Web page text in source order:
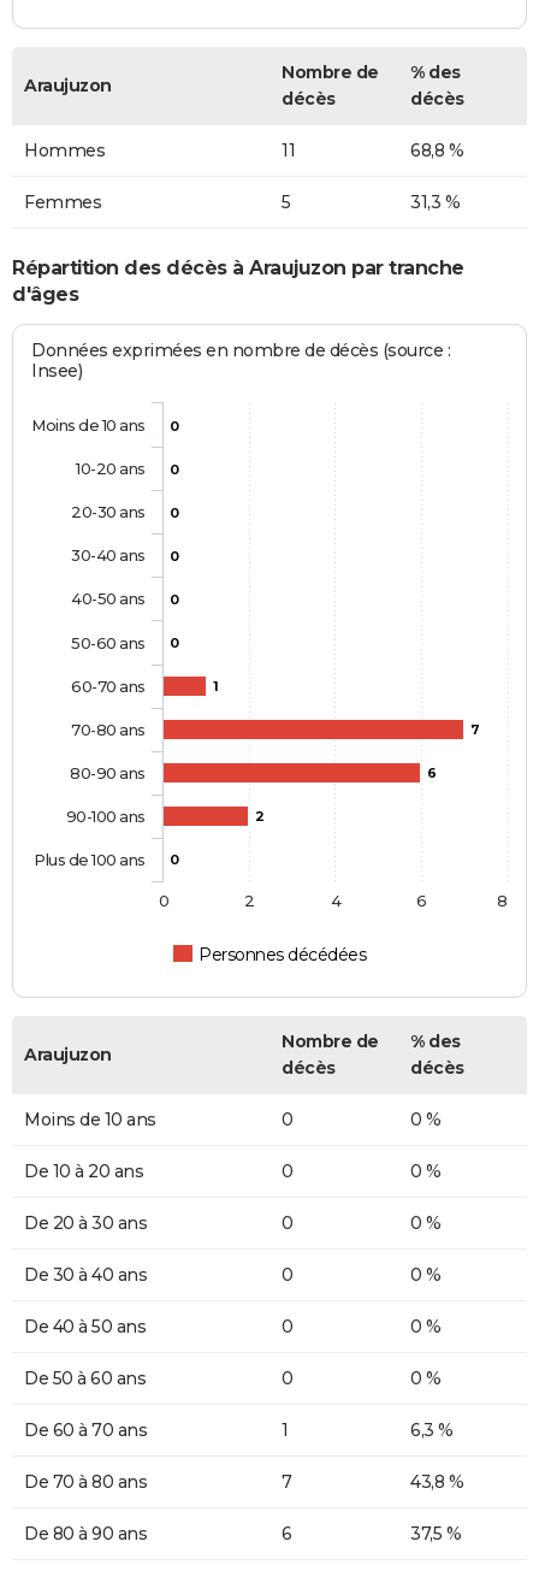
Araujuzon
Nombre de
décès
% des
décès
Hommes 11 68,8 %
Femmes 5 31,3 %
Répartition des décès à Araujuzon par tranche
d'âges
Données exprimées en nombre de décès (source :
Insee)
0
0
0
0
0
0
1
7
6
2
0
Personnes décédées
Moins de 10 ans
10-20 ans
20-30 ans
30-40 ans
40-50 ans
50-60 ans
60-70 ans
70-80 ans
80-90 ans
90-100 ans
Plus de 100 ans
0 2 4 6 8
Araujuzon
Nombre de
décès
% des
décès
Moins de 10 ans 0 0 %
De 10 à 20 ans 0 0 %
De 20 à 30 ans 0 0 %
De 30 à 40 ans 0 0 %
De 40 à 50 ans 0 0 %
De 50 à 60 ans 0 0 %
De 60 à 70 ans 1 6,3 %
De 70 à 80 ans 7 43,8 %
De 80 à 90 ans 6 37,5 %